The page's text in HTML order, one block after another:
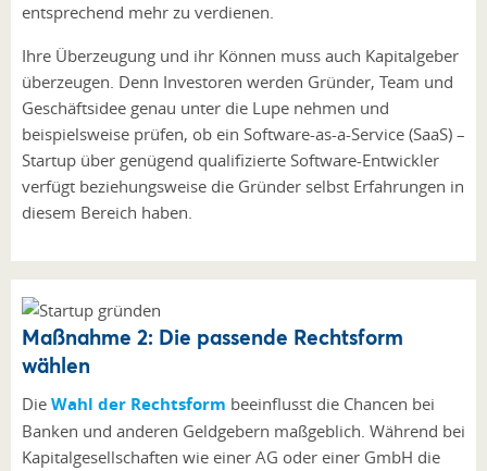
entsprechend mehr zu verdienen.
Ihre Überzeugung und ihr Können muss auch Kapitalgeber
überzeugen. Denn Investoren werden Gründer, Team und
Geschäftsidee genau unter die Lupe nehmen und
beispielsweise prüfen, ob ein Software-as-a-Service (SaaS) –
Startup über genügend qualifizierte Software-Entwickler
verfügt beziehungsweise die Gründer selbst Erfahrungen in
diesem Bereich haben.
Maßnahme 2: Die passende Rechtsform
wählen
Die Wahl der Rechtsform beeinflusst die Chancen bei
Banken und anderen Geldgebern maßgeblich. Während bei
Kapitalgesellschaften wie einer AG oder einer GmbH die